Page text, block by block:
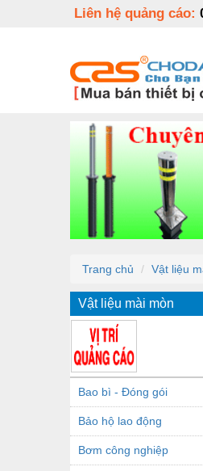
Liên hệ quảng cáo:
Trang chủ Vật liệu
Vật liệu mài mòn
Bao bì - Đóng gói
Bảo hộ lao động
Bơm công nghiệp